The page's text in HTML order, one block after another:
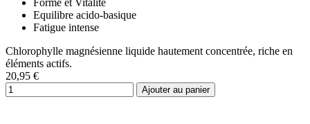
Equilibre acido-basique
Fatigue intense
Chlorophylle magnésienne liquide hautement concentrée, riche en
éléments actifs.
20,95 €
Ajouter au panier